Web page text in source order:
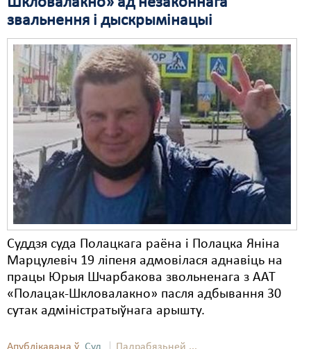
звальнення і дыскрымінацыі
Cуддзя суда Полацкага раёна і Полацка Яніна
Марцулевіч 19 ліпеня адмовілася аднавіць на
працы Юрыя Шчарбакова звольненага з ААТ
«Полацак-Шкловалакно» пасля адбывання 30
сутак адміністратыўнага арышту.